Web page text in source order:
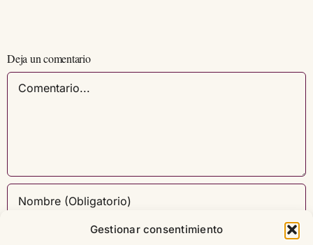
Gestionar consentimiento
Deja un comentario
Comentario